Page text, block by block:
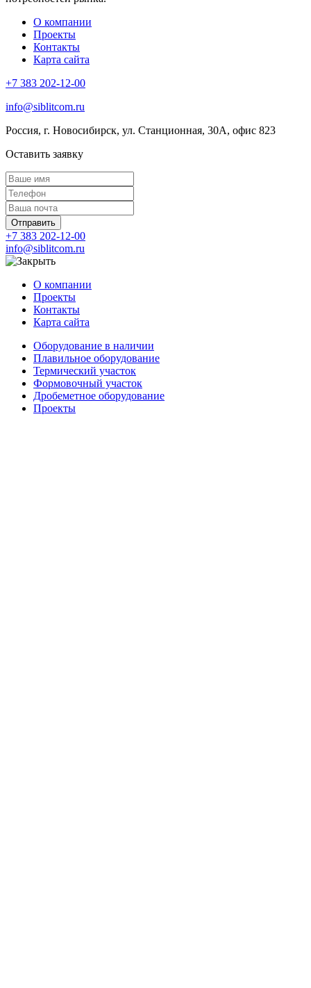
О компании
Проекты
Контакты
Карта сайта
+7 383 202-12-00
info@siblitcom.ru
Россия, г. Новосибирск, ул. Станционная, 30А, офис 823
Оставить заявку
Отправить
+7 383 202-12-00
info@siblitcom.ru
О компании
Проекты
Контакты
Карта сайта
Оборудование в наличии
Плавильное оборудование
Термический участок
Формовочный участок
Дробеметное оборудование
Проекты